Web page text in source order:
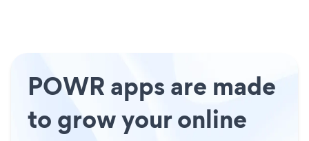
POWR apps are made
to grow your online